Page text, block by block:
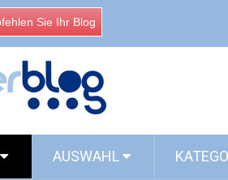
Sie Ihr Blog
AUSWAHL